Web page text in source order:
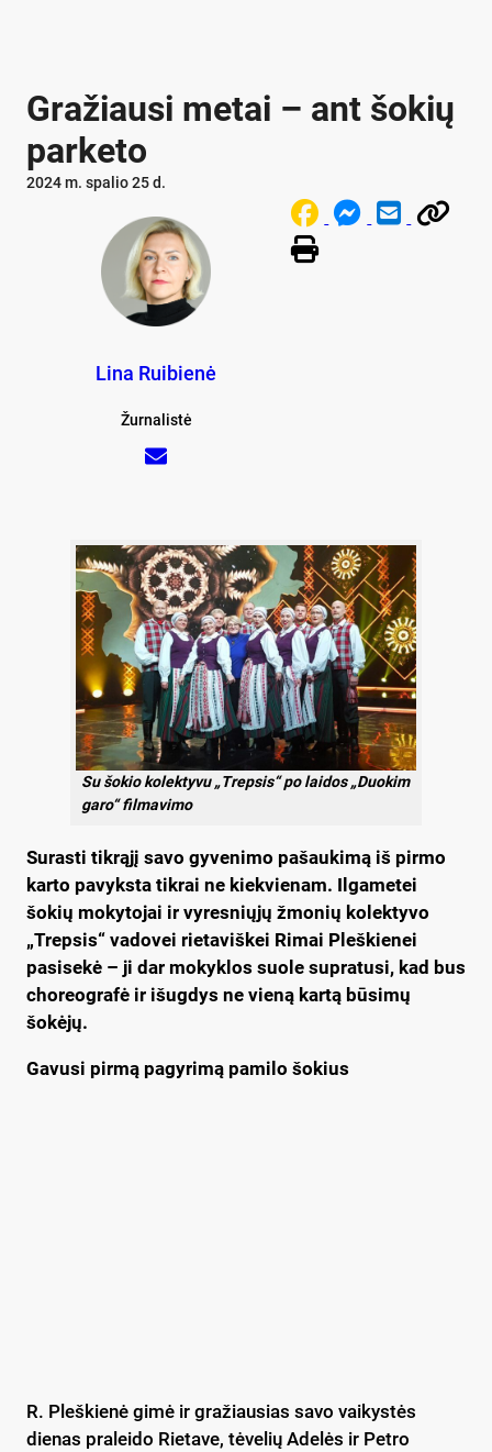
Gražiausi metai – ant šokių
parketo
2024 m. spalio 25 d.
Lina Ruibienė
Žurnalistė
Su šokio kolektyvu „Trepsis“ po laidos „Duokim
garo“ filmavimo
Surasti tikrąjį savo gyvenimo pašaukimą iš pirmo
karto pavyksta tikrai ne kiekvienam. Ilgametei
šokių mokytojai ir vyresniųjų žmonių kolektyvo
„Trepsis“ vadovei rietaviškei Rimai Pleškienei
pasisekė – ji dar mokyklos suole supratusi, kad bus
choreografė ir išugdys ne vieną kartą būsimų
šokėjų.
Gavusi pirmą pagyrimą pamilo šokius
R. Pleškienė gimė ir gražiausias savo vaikystės
dienas praleido Rietave, tėvelių Adelės ir Petro